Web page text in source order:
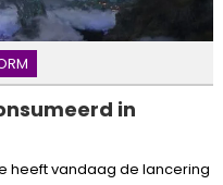
in
heeft vandaag de lancering